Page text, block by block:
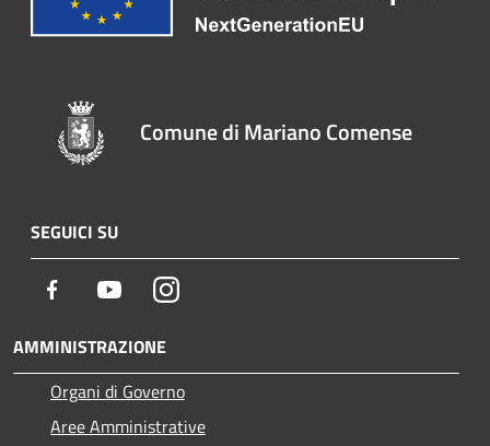
Comune di Mariano Comense
SEGUICI SU
Facebook YoutubeInstagram
AMMINISTRAZIONE
Organi di Governo
Aree Amministrative